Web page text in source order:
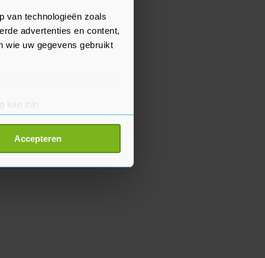
van technologieën zoals
advertenties en content,
wie uw gegevens gebruikt
kan zijn
detailgedeelte
Accepteren